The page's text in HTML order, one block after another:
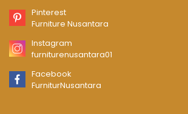
Pinterest
Furniture Nusantara
Instagram
furniturenusantara01
Facebook
FurniturNusantara